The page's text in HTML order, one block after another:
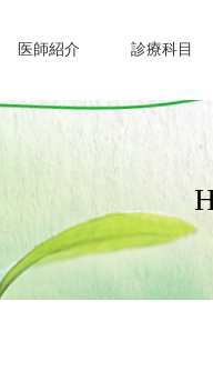
医師紹介 診療科目